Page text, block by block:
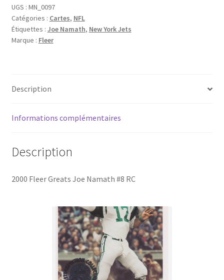
Greats
Joe
Namath
#8
UGS : MN_0097
Catégories : Cartes, NFL
Étiquettes : Joe Namath, New York Jets
Marque : Fleer
Description
Informations complémentaires
Description
2000 Fleer Greats Joe Namath #8 RC